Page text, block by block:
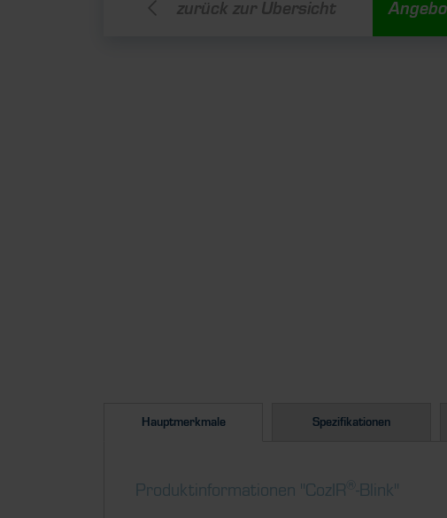
zurück zur Übersicht
Hauptmerkmale Spezifikationen
Produktinformationen "CozIR ® -Blink"